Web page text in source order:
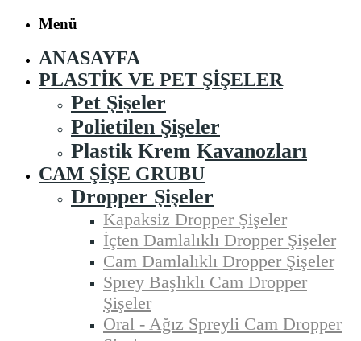
Menü
ANASAYFA
PLASTIK VE PET ŞIŞELER
Pet Şişeler
Polietilen Şişeler
Plastik Krem Kavanozları
CAM ŞIŞE GRUBU
Dropper Şişeler
Kapaksiz Dropper Şişeler
İçten Damlalıklı Dropper Şişeler
Cam Damlalıklı Dropper Şişeler
Sprey Başlıklı Cam Dropper
Şişeler
Oral - Ağız Spreyli Cam Dropper